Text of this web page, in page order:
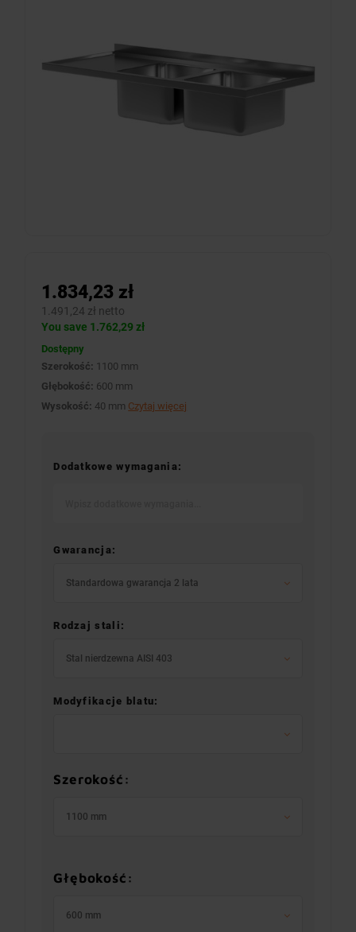
1.834,23 zł
1.491,24 zł netto
You save 1.762,29 zł
Dostępny
Szerokość: 1100 mm
Głębokość: 600 mm
Wysokość: 40 mm Czytaj więcej
Dodatkowe wymagania:
Gwarancja:
Standardowa gwarancja 2 lata
Rodzaj stali:
Stal nierdzewna AISI 403
Modyfikacje blatu:
Szerokość:
1100 mm
Głębokość:
600 mm